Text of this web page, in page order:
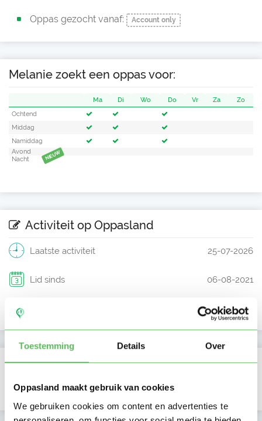
Toestemming Details Over
Oppasland maakt gebruik van cookies
We gebruiken cookies om content en advertenties te
Oppas gezocht vanaf: Account only
Melanie zoekt een oppas voor:
Ma Di Wo Do Vr Za
Zo
Ochtend
Middag
Namiddag
Avond
Nacht
NIEUW
Activiteit op Oppasland
Laatste activiteit 25-07-2026
Lid sinds 06-08-2021
08-08-2021
Verificaties
E-mailadres is geverifieerd